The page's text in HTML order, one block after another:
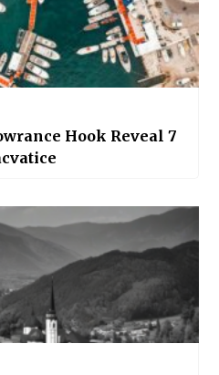
Hook Reveal 7